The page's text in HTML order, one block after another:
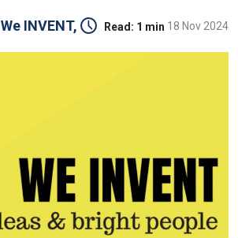
We INVENT, Read: 1 min 18 Nov 2024